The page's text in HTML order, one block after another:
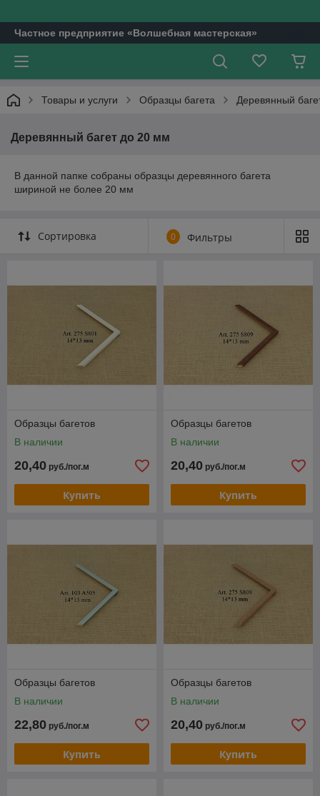
Частное предприятие «Волшебная мастерская»
Товары и услуги Образцы багета Деревянный
Деревянный багет до 20 мм
В данной папке собраны образцы деревянного багета
шириной не более 20 мм
Сортировка 0 Фильтры
Образцы багетов
В наличии
20,40 руб./пог.м
Купить
Образцы багетов
В наличии
20,40 руб./пог.м
Купить
Образцы багетов
В наличии
22,80 руб./пог.м
Купить
Образцы багетов
В наличии
20,40 руб./пог.м
Купить